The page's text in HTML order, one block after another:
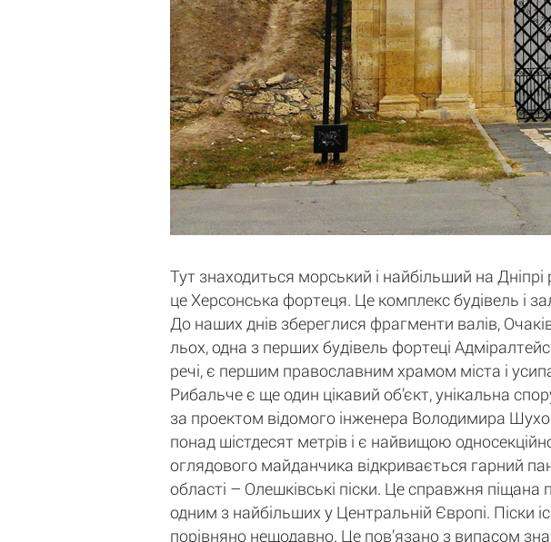
Тут знаходиться морський і найбільший на
це Херсонська фортеця. Це комплекс будівель і
До наших днів збереглися фрагменти валів,
льох, одна з перших будівель фортеці
речі, є першим православним храмом міста і
Рибальче є ще один цікавий об’єкт, унікальна
за проектом відомого інженера Володимира
понад шістдесят метрів і є найвищою
оглядового майданчика відкривається гарний
області – Олешківські піски. Це справжня
одним з найбільших у Центральній Європі. Піски
порівняно нещодавно. Це пов’язано з випасом